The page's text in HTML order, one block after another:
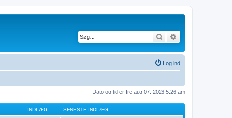
Søg
Log ind
Dato og tid er fre aug 07, 2026 5:26 am
INDLÆG SENESTE INDLÆG